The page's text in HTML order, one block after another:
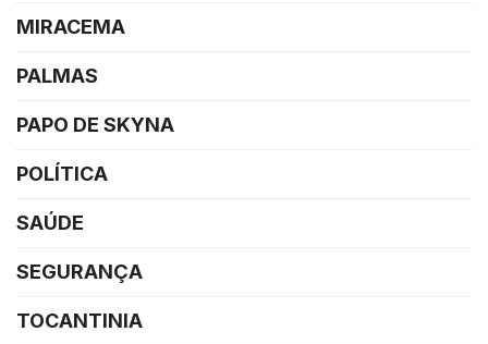
MIRACEMA
PALMAS
PAPO DE SKYNA
POLÍTICA
SAÚDE
SEGURANÇA
TOCANTINIA